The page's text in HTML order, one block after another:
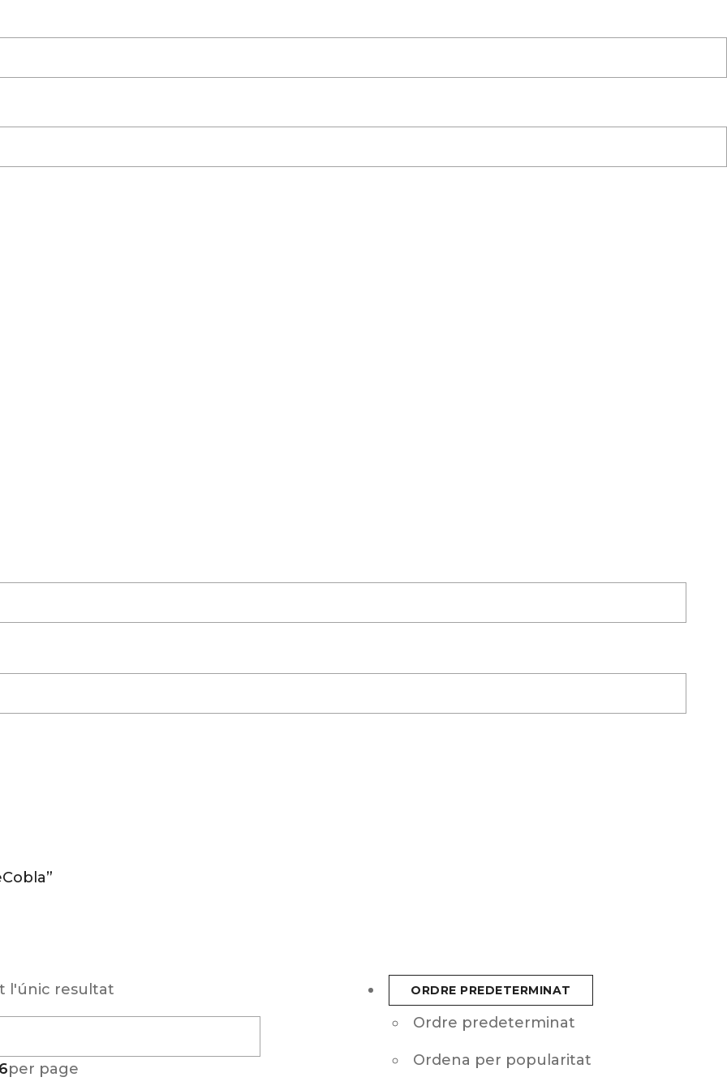
l'únic resultat ORDRE PREDETERMINAT
Ordre predeterminat
Ordena per popularitat
per page